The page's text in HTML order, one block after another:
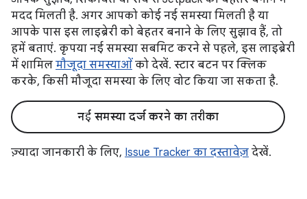
मदद मिलती है. अगर आपको कोई नई समस्या मिलती है या
आपके पास इस लाइब्रेरी को बेहतर बनाने के लिए सुझाव हैं, तो
हमें बताएं. कृपया नई समस्या सबमिट करने से पहले, इस लाइब्रेरी
में शामिल मौजूदा समस्याओं को देखें. स्टार बटन पर क्लिक
करके, किसी मौजूदा समस्या के लिए वोट किया जा सकता है.
नई समस्या दर्ज करने का तरीका
ज़्यादा जानकारी के लिए, Issue Tracker का दस्तावेज़ देखें.